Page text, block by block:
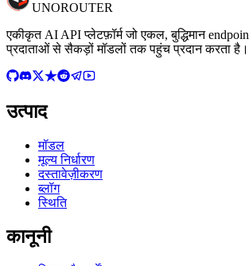
UNOROUTER
एकीकृत AI API प्लेटफ़ॉर्म जो एकल, बुद्धिमान
प्रदाताओं से सैकड़ों मॉडलों तक पहुंच प्रदान करता है।
उत्पाद
मॉडल
मूल्य निर्धारण
दस्तावेज़ीकरण
ब्लॉग
स्थिति
कानूनी